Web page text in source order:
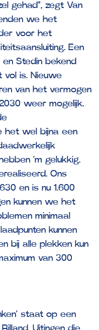
gehad”, zegt Van
we het
voor het
Een
Stedin bekend
is. Nieuwe
van het vermogen
weer mogelijk.
het wel bijna een
‘m gelukkig.
Ons
en is nu 1.600
kunnen we het
minimaal
kunnen
bij alle plekken kun
van 300
staat op een